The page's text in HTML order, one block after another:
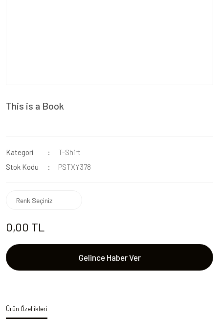
This is a Book
Kategori
T-Shirt
Stok Kodu
PSTXY378
0,00 TL
Gelince Haber Ver
Ürün Özellikleri